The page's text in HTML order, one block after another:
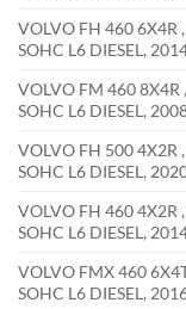
VOLVO FH 460 6X4R
SOHC L6 DIESEL,
VOLVO FM 460
SOHC L6 DIESEL,
VOLVO FH 500 4X2R
SOHC L6 DIESEL,
VOLVO FH 460 4X2R
SOHC L6 DIESEL,
VOLVO FMX 460
SOHC L6 DIESEL,